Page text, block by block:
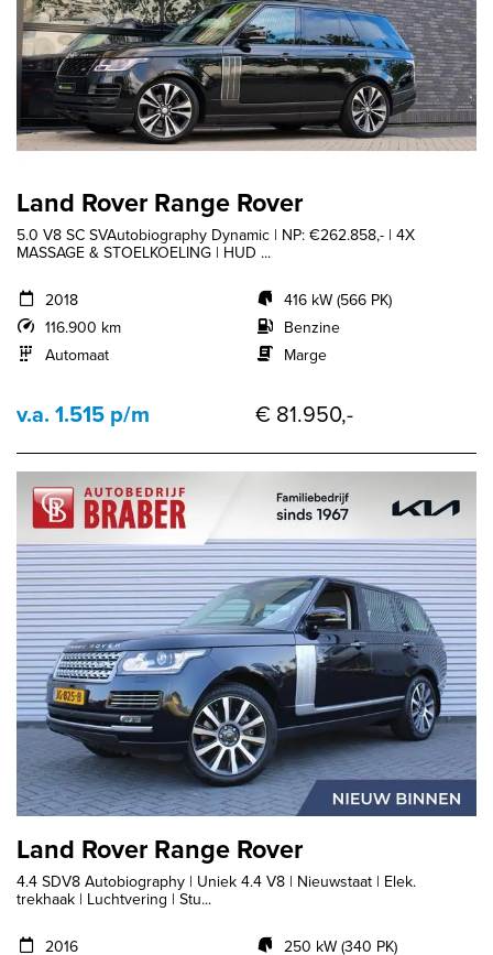
Land Rover Range Rover
5.0 V8 SC SVAutobiography Dynamic | NP: €262.858,- | 4X
MASSAGE & STOELKOELING | HUD ...
2018
116.900 km
Automaat
416 kW (566 PK)
Benzine
Marge
v.a. 1.515 p/m € 81.950,-
Land Rover Range Rover
4.4 SDV8 Autobiography | Uniek 4.4 V8 | Nieuwstaat | Elek.
trekhaak | Luchtvering | Stu...
2016
250 kW (340 PK)